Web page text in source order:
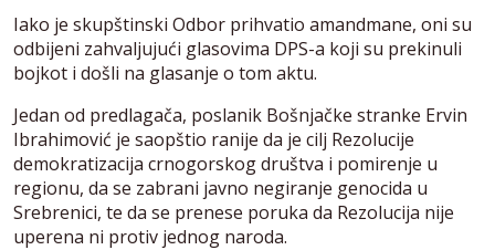
Iako je skupštinski Odbor prihvatio amandmane, oni su
odbijeni zahvaljujući glasovima DPS-a koji su prekinuli
bojkot i došli na glasanje o tom aktu.
Jedan od predlagača, poslanik Bošnjačke stranke Ervin
Ibrahimović je saopštio ranije da je cilj Rezolucije
demokratizacija crnogorskog društva i pomirenje u
regionu, da se zabrani javno negiranje genocida u
Srebrenici, te da se prenese poruka da Rezolucija nije
uperena ni protiv jednog naroda.